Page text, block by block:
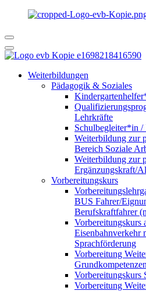
Weiterbildungen
Pädagogik & Soziales
Lehrkräfte
Schulbegleiter*in /
Weiterbildung zur
Bereich Soziale
Weiterbildung zur
Ergänzungskraft/
Vorbereitungskurs
BUS Fahrer/
Berufskraftfahrer
Vorbereitungskurs
Eisenbahnverkehr
Sprachförderung
Vorbereitung
Vorbereitungskurs
Vorbereitung